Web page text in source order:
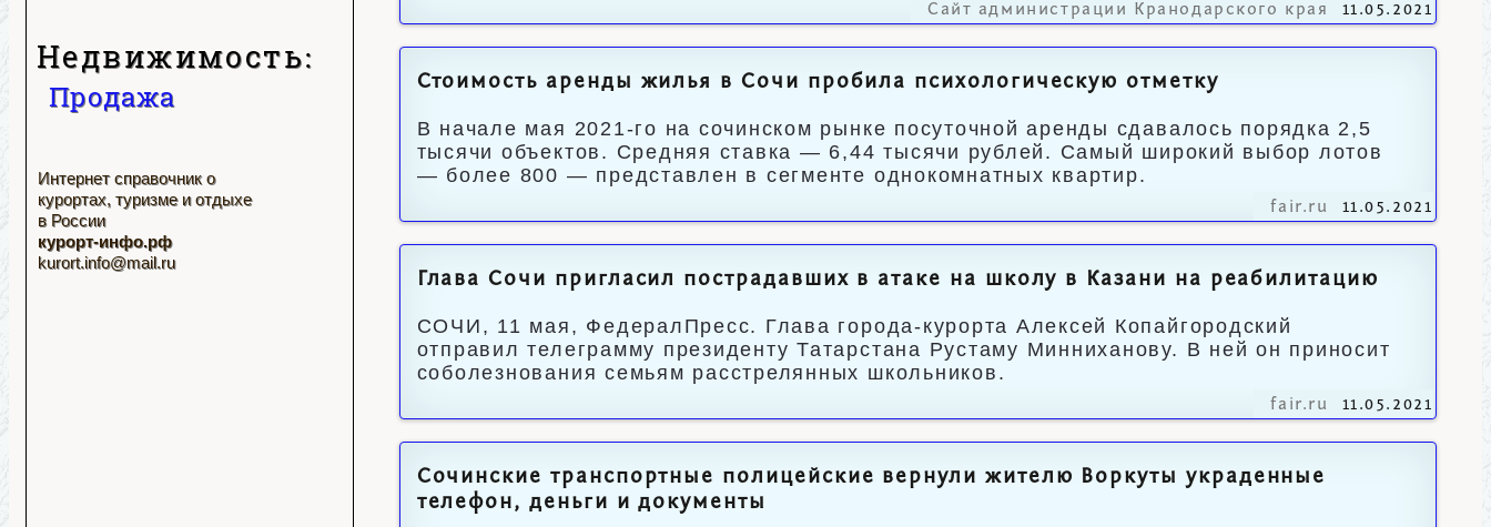
Недвижимость:
Продажа
Интернет справочник о
курортах, туризме и отдыхе
в России
курорт-инфо.рф
kurort.info@mail.ru
Сайт администрации Кранодарского края 11.05.2021
Стоимость аренды жилья в Сочи пробила психологическую отметку
В начале мая 2021-го на сочинском рынке посуточной аренды сдавалось порядка 2,5
тысячи объектов. Средняя ставка — 6,44 тысячи рублей. Самый широкий выбор лотов
— более 800 — представлен в сегменте однокомнатных квартир.
fair.ru 11.05.2021
Глава Сочи пригласил пострадавших в атаке на школу в Казани на реабилитацию
СОЧИ, 11 мая, ФедералПресс. Глава города-курорта Алексей Копайгородский
отправил телеграмму президенту Татарстана Рустаму Минниханову. В ней он приносит
соболезнования семьям расстрелянных школьников.
fair.ru 11.05.2021
Сочинские транспортные полицейские вернули жителю Воркуты украденные
телефон, деньги и документы